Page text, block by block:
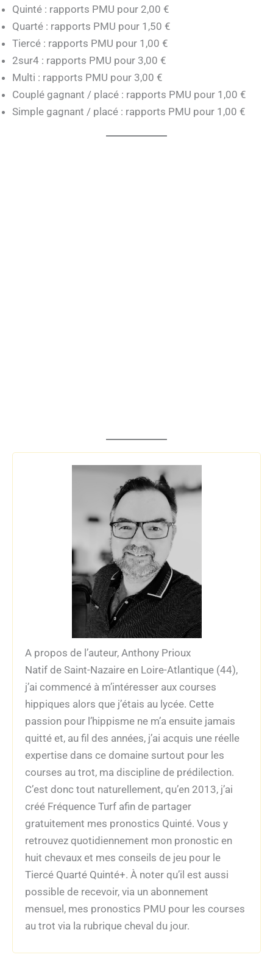
Quinté : rapports PMU pour 2,00 €
Quarté : rapports PMU pour 1,50 €
Tiercé : rapports PMU pour 1,00 €
2sur4 : rapports PMU pour 3,00 €
Multi : rapports PMU pour 3,00 €
Couplé gagnant / placé : rapports PMU pour 1,00 €
Simple gagnant / placé : rapports PMU pour 1,00 €
A propos de l’auteur, Anthony Prioux
Natif de Saint-Nazaire en Loire-Atlantique (44),
j’ai commencé à m’intéresser aux courses
hippiques alors que j’étais au lycée. Cette
passion pour l’hippisme ne m’a ensuite jamais
quitté et, au fil des années, j’ai acquis une réelle
expertise dans ce domaine surtout pour les
courses au trot, ma discipline de prédilection.
C’est donc tout naturellement, qu’en 2013, j’ai
créé Fréquence Turf afin de partager
gratuitement mes pronostics Quinté. Vous y
retrouvez quotidiennement mon pronostic en
huit chevaux et mes conseils de jeu pour le
Tiercé Quarté Quinté+. À noter qu’il est aussi
possible de recevoir, via un abonnement
mensuel, mes pronostics PMU pour les courses
au trot via la rubrique cheval du jour.